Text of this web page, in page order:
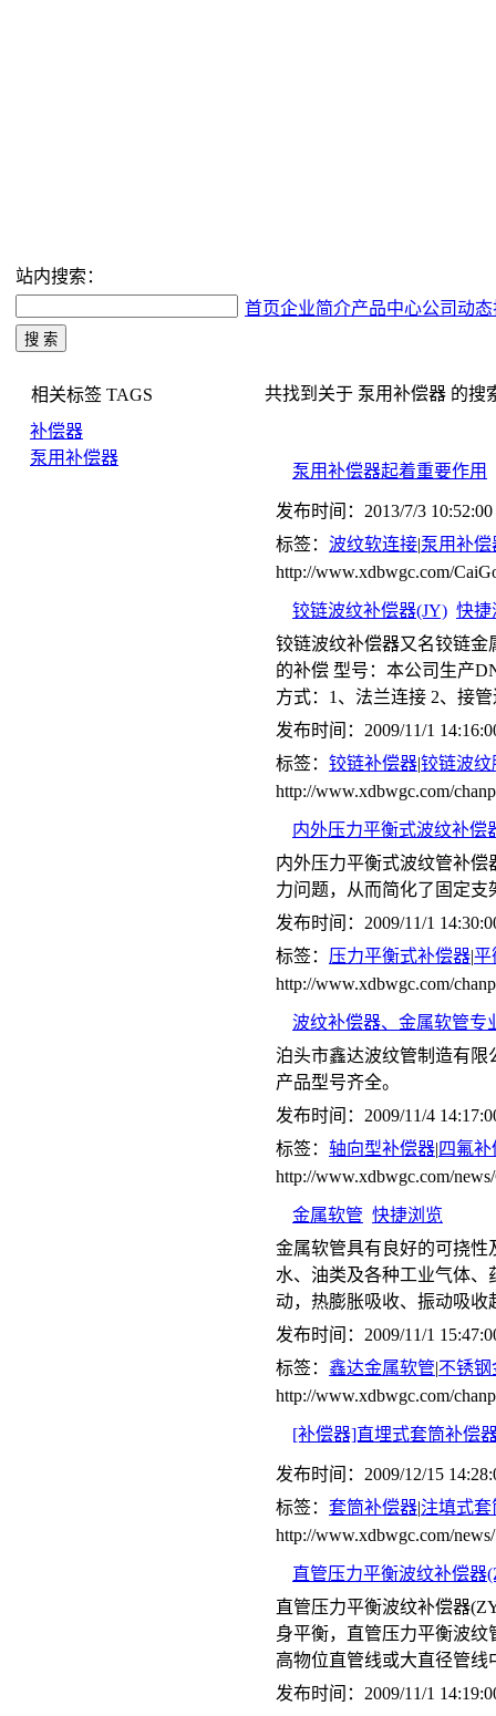
站内搜索：
首页企业简介产品中心公司动态
相关标签 TAGS
补偿器
泵用补偿器
共找到关于 泵用补偿器 的搜
泵用补偿器起着重要作用
发布时间：2013/7/3 10:52:00
标签： 波纹软连接|泵用补偿
http://www.xdbwgc.com/
铰链波纹补偿器(JY) 快捷
铰链波纹补偿器又名铰链
的补偿 型号：本公司生产
方式：1、法兰连接 2、接
发布时间：2009/11/1
标签： 铰链补偿器|铰链波纹
http://www.xdbwgc.com/
内外压力平衡式波纹补偿
内外压力平衡式波纹管补
力问题，从而简化了固定
发布时间：2009/11/1
标签： 压力平衡式补偿器|平
http://www.xdbwgc.com/
波纹补偿器、金属软管专
泊头市鑫达波纹管制造有
产品型号齐全。
发布时间：2009/11/4
标签： 轴向型补偿器|四氟补
http://www.xdbwgc.com/
金属软管 快捷浏览
金属软管具有良好的可挠
水、油类及各种工业气体
动，热膨胀吸收、振动吸收
发布时间：2009/11/1
标签： 鑫达金属软管|不锈
http://www.xdbwgc.com/
[补偿器]直埋式套筒补偿
发布时间：2009/12/15
标签： 套筒补偿器|注填式套
http://www.xdbwgc.com/
直管压力平衡波纹补偿器
直管压力平衡波纹补偿器
身平衡，直管压力平衡波
高物位直管线或大直径管线
发布时间：2009/11/1